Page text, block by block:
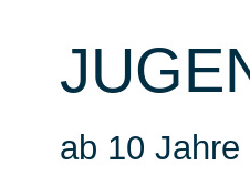
ab 10 Jahre